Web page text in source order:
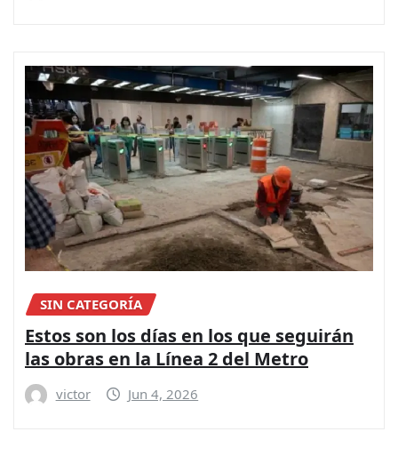
SIN CATEGORÍA
Estos son los días en los que seguirán
las obras en la Línea 2 del Metro
victor Jun 4, 2026